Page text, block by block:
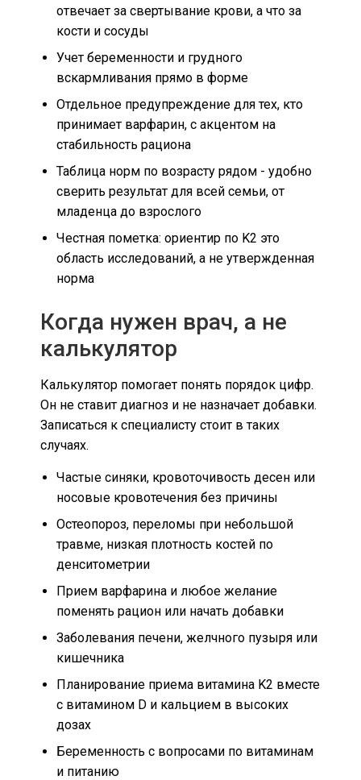
отвечает за свертывание крови, а что за
кости и сосуды
Учет беременности и грудного
вскармливания прямо в форме
Отдельное предупреждение для тех, кто
принимает варфарин, с акцентом на
стабильность рациона
Таблица норм по возрасту рядом - удобно
сверить результат для всей семьи, от
младенца до взрослого
Честная пометка: ориентир по K2 это
область исследований, а не утвержденная
норма
Когда нужен врач, а не
калькулятор
Калькулятор помогает понять порядок цифр.
Он не ставит диагноз и не назначает добавки.
Записаться к специалисту стоит в таких
случаях.
Частые синяки, кровоточивость десен или
носовые кровотечения без причины
Остеопороз, переломы при небольшой
травме, низкая плотность костей по
денситометрии
Прием варфарина и любое желание
поменять рацион или начать добавки
Заболевания печени, желчного пузыря или
кишечника
Планирование приема витамина K2 вместе
с витамином D и кальцием в высоких
дозах
Беременность с вопросами по витаминам
и питанию